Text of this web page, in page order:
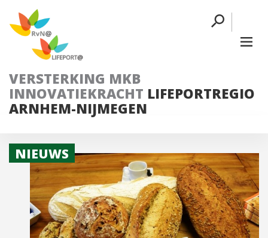
VERSTERKING MKB
INNOVATIEKRACHT LIFEPORTREGIO
ARNHEM-NIJMEGEN
NIEUWS